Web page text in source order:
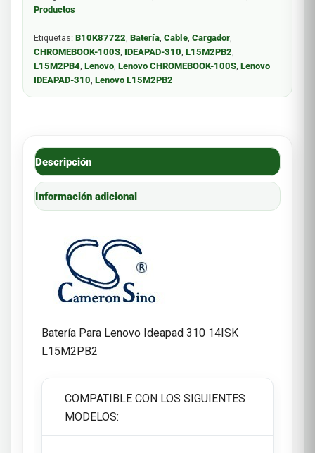
Productos
Etiquetas: B10K87722, Batería, Cable, Cargador,
CHROMEBOOK-100S, IDEAPAD-310, L15M2PB2,
L15M2PB4, Lenovo, Lenovo CHROMEBOOK-100S, Lenovo
IDEAPAD-310, Lenovo L15M2PB2
Descripción
Información adicional
Batería Para Lenovo Ideapad 310 14ISK
L15M2PB2
COMPATIBLE CON LOS SIGUIENTES
MODELOS: